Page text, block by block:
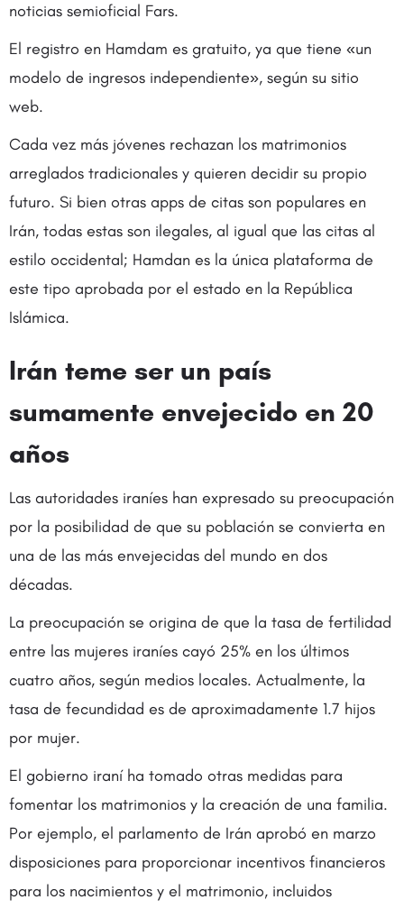
noticias semioficial Fars.
El registro en Hamdam es gratuito, ya que tiene «un
modelo de ingresos independiente», según su sitio
web.
Cada vez más jóvenes rechazan los matrimonios
arreglados tradicionales y quieren decidir su propio
futuro. Si bien otras apps de citas son populares en
Irán, todas estas son ilegales, al igual que las citas al
estilo occidental; Hamdan es la única plataforma de
este tipo aprobada por el estado en la República
Islámica.
Irán teme ser un país
sumamente envejecido en 20
años
Las autoridades iraníes han expresado su preocupación
por la posibilidad de que su población se convierta en
una de las más envejecidas del mundo en dos
décadas.
La preocupación se origina de que la tasa de fertilidad
entre las mujeres iraníes cayó 25% en los últimos
cuatro años, según medios locales. Actualmente, la
tasa de fecundidad es de aproximadamente 1.7 hijos
por mujer.
El gobierno iraní ha tomado otras medidas para
fomentar los matrimonios y la creación de una familia.
Por ejemplo, el parlamento de Irán aprobó en marzo
disposiciones para proporcionar incentivos financieros
para los nacimientos y el matrimonio, incluidos